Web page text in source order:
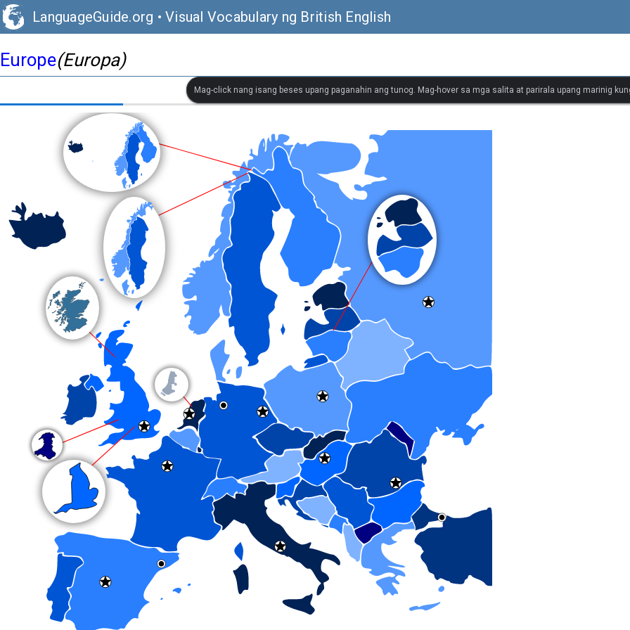
LanguageGuide.org • Visual Vocabulary ng British English
Europe(Europa)
Mag-click nang isang beses upang paganahin ang tunog. Mag-hover sa mga salita at parirala upang marinig